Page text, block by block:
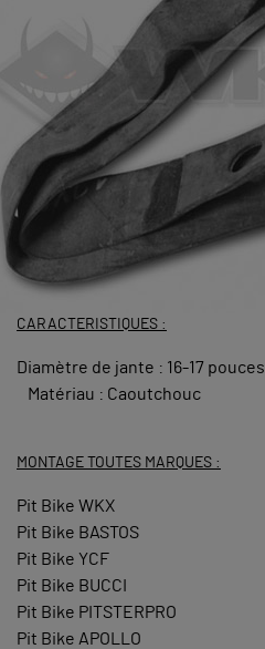
CARACTERISTIQUES :
Diamètre de jante : 16-17 pouces
Matériau : Caoutchouc
MONTAGE TOUTES MARQUES :
Pit Bike WKX
Pit Bike BASTOS
Pit Bike YCF
Pit Bike BUCCI
Pit Bike PITSTERPRO
Pit Bike APOLLO